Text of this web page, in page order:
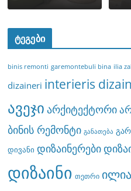
ტეგები
binis remonti garemontebuli bina ilia
dizaineri interieris
ავეჯი არქიტექტორი
ბინის რემონტი განათება
დივანი დიზაინერები
დიზაინი თეთრი